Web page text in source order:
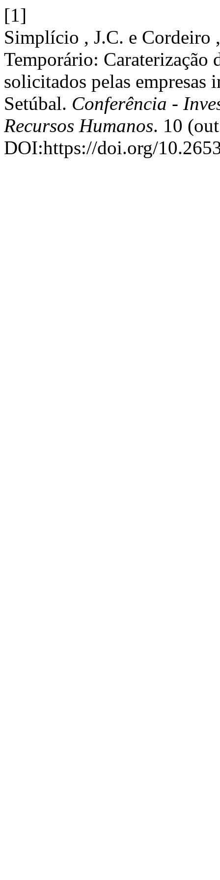
[1]
Simplício , J.C. e Cordeiro
Temporário: Caraterização
solicitados pelas empresas
Setúbal. Conferência -
Recursos Humanos. 10
DOI:https://doi.org/